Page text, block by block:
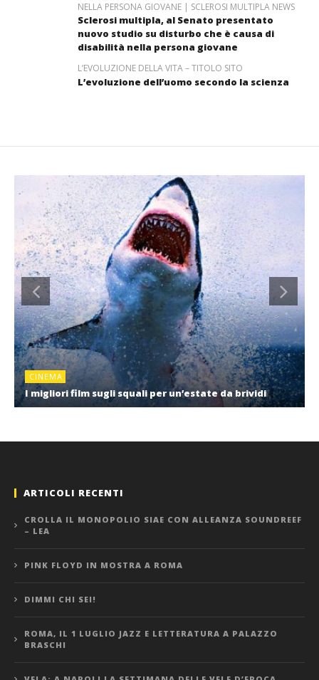
NELLA PERSONA GIOVANE | SCLEROSI MULTIPLA NEWS
Sclerosi multipla, al Senato presentato
nuovo studio su disturbo che è causa di
disabilità nella persona giovane
L’EVOLUZIONE DELLA VITA – TITOLO SITO
L’evoluzione dell’uomo secondo la scienza
CINEMA
I migliori film sugli squali per un’estate da brividi
ARTICOLI RECENTI
CROLLA IL MONOPOLIO SIAE CON ALLEANZA SOUNDREEF
– LEA
PINK FLOYD IN MOSTRA A ROMA
DIMMI CHI SEI!
ROMA, IL 1 LUGLIO JAZZ E LETTERATURA A PALAZZO
BRASCHI